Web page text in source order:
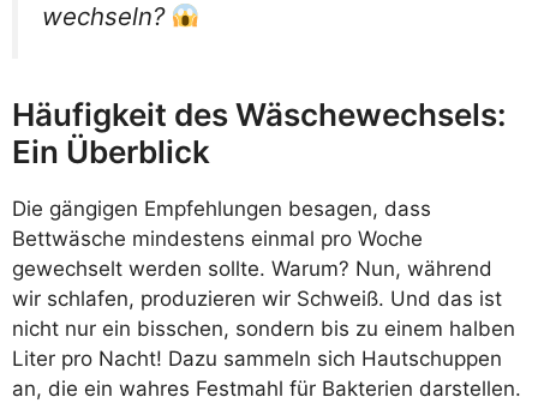
wechseln?
Häufigkeit des Wäschewechsels:
Ein Überblick
Die gängigen Empfehlungen besagen, dass
Bettwäsche mindestens einmal pro Woche
gewechselt werden sollte. Warum? Nun, während
wir schlafen, produzieren wir Schweiß. Und das ist
nicht nur ein bisschen, sondern bis zu einem halben
Liter pro Nacht! Dazu sammeln sich Hautschuppen
an, die ein wahres Festmahl für Bakterien darstellen.